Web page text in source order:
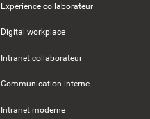
Expérience collaborateur
Digital workplace
Intranet collaborateur
Communication interne
Intranet moderne